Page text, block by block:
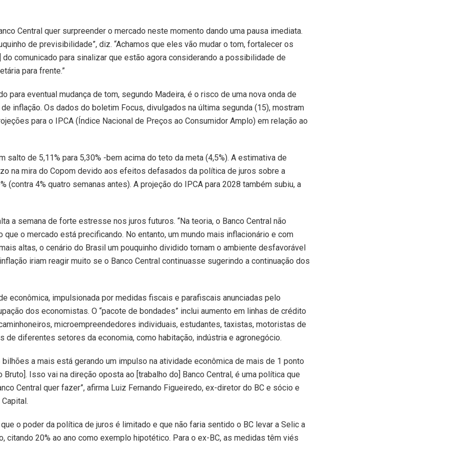
Central quer surpreender o mercado neste momento dando uma pausa imediata.
de previsibilidade”, diz. “Achamos que eles vão mudar o tom, fortalecer os
comunicado para sinalizar que estão agora considerando a possibilidade de
para frente.”
para eventual mudança de tom, segundo Madeira, é o risco de uma nova onda de
inflação. Os dados do boletim Focus, divulgados na última segunda (15), mostram
para o IPCA (Índice Nacional de Preços ao Consumidor Amplo) em relação ao
salto de 5,11% para 5,30% -bem acima do teto da meta (4,5%). A estimativa de
na mira do Copom devido aos efeitos defasados da política de juros sobre a
(contra 4% quatro semanas antes). A projeção do IPCA para 2028 também subiu, a
a semana de forte estresse nos juros futuros. “Na teoria, o Banco Central não
que o mercado está precificando. No entanto, um mundo mais inflacionário e com
altas, o cenário do Brasil um pouquinho dividido tornam o ambiente desfavorável
iriam reagir muito se o Banco Central continuasse sugerindo a continuação dos
econômica, impulsionada por medidas fiscais e parafiscais anunciadas pelo
dos economistas. O “pacote de bondades” inclui aumento em linhas de crédito
microempreendedores individuais, estudantes, taxistas, motoristas de
de diferentes setores da economia, como habitação, indústria e agronegócio.
bilhões a mais está gerando um impulso na atividade econômica de mais de 1 ponto
Isso vai na direção oposta ao [trabalho do] Banco Central, é uma política que
Central quer fazer”, afirma Luiz Fernando Figueiredo, ex-diretor do BC e sócio e
o poder da política de juros é limitado e que não faria sentido o BC levar a Selic a
citando 20% ao ano como exemplo hipotético. Para o ex-BC, as medidas têm viés